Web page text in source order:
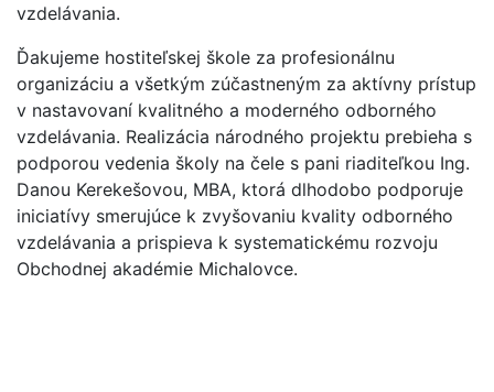
vzdelávania.
Ďakujeme hostiteľskej škole za profesionálnu
organizáciu a všetkým zúčastneným za aktívny prístup
v nastavovaní kvalitného a moderného odborného
vzdelávania. Realizácia národného projektu prebieha s
podporou vedenia školy na čele s pani riaditeľkou Ing.
Danou Kerekešovou, MBA, ktorá dlhodobo podporuje
iniciatívy smerujúce k zvyšovaniu kvality odborného
vzdelávania a prispieva k systematickému rozvoju
Obchodnej akadémie Michalovce.